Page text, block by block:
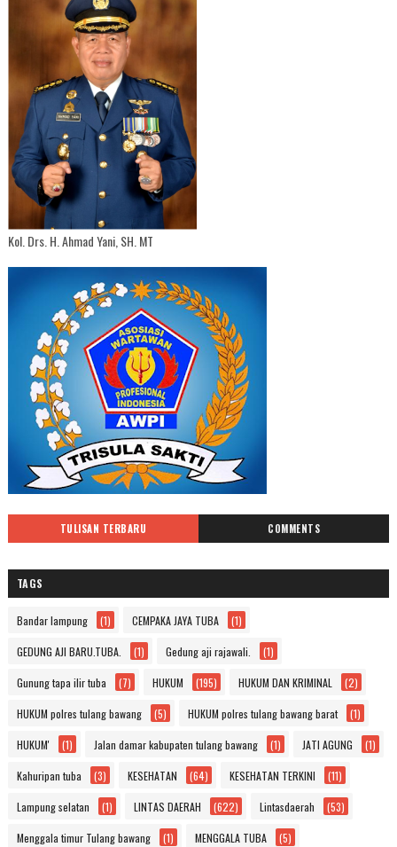
Kol. Drs. H. Ahmad Yani, SH. MT
TULISAN TERBARU COMMENTS
TAGS
Bandar lampung (1) CEMPAKA JAYA TUBA (1)
GEDUNG AJI BARU.TUBA. (1) Gedung aji rajawali. (1)
Gunung tapa ilir tuba (7) HUKUM (195) HUKUM DAN KRIMINAL (2)
HUKUM polres tulang bawang (5) HUKUM polres tulang bawang barat (1)
HUKUM' (1) Jalan damar kabupaten tulang bawang (1) JATI AGUNG (1)
Kahuripan tuba (3) KESEHATAN (64) KESEHATAN TERKINI (11)
Lampung selatan (1) LINTAS DAERAH (622) Lintasdaerah (53)
Menggala timur Tulang bawang (1) MENGGALA TUBA (5)